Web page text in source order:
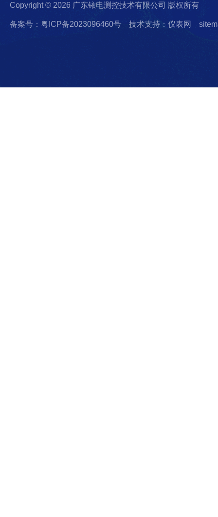
Copyright © 2026 广东铱电测控技术有限公司 版权所有
备案号：粤ICP备2023096460号 技术支持：仪表网